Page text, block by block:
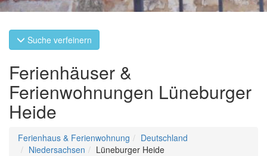
Suche verfeinern
Ferienhäuser &
Ferienwohnungen Lüneburger
Heide
Ferienhaus & Ferienwohnung
Deutschland
Niedersachsen
Lüneburger Heide